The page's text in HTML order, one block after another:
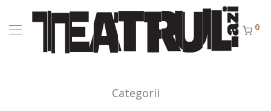
0
Categorii